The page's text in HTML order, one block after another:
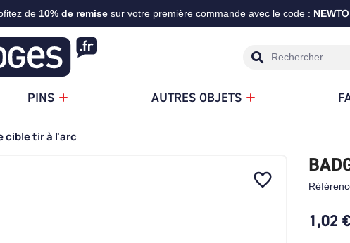
de 10% de remisesur votre première commande avec le code : NEW
PINS AUTRES OBJETS
cible tir à l'arc
favorite_border
1,02 €